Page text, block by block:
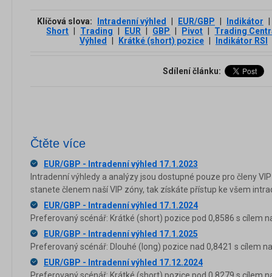
Klíčová slova: Intradenní výhled EUR/GBP Indikátor
Short
Trading EUR GBP Pivot
Trading
Výhled
Krátké (short) pozice Indikátor RSI
Sdílení článku:
Čtěte více
EUR/GBP - Intradenní výhled 17.1.2023
Intradenní výhledy a analýzy jsou dostupné pouze pro členy
stanete členem naší VIP zóny, tak získáte přístup ke všem
EUR/GBP - Intradenní výhled 17.1.2024
Preferovaný scénář: Krátké (short) pozice pod 0,8586 s cílem
EUR/GBP - Intradenní výhled 17.1.2025
Preferovaný scénář: Dlouhé (long) pozice nad 0,8421 s cílem
EUR/GBP - Intradenní výhled 17.12.2024
Preferovaný scénář: Krátké (short) pozice pod 0,8279 s cílem